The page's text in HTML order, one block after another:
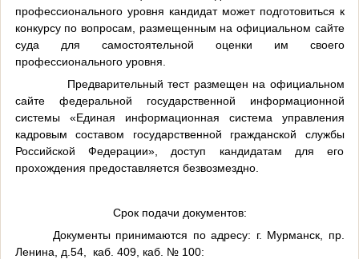
профессионального уровня кандидат может подготовиться к
конкурсу по вопросам, размещенным на официальном сайте
суда для самостоятельной оценки им своего
профессионального уровня.
Предварительный тест размещен на официальном
сайте федеральной государственной информационной
системы «Единая информационная система управления
кадровым составом государственной гражданской службы
Российской Федерации», доступ кандидатам для его
прохождения предоставляется безвозмездно.
Срок подачи документов:
Документы принимаются по адресу: г. Мурманск, пр.
Ленина, д.54, каб. 409, каб. № 100: